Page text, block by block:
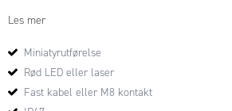
deteksjon av transparente objekter
Utførelser for langdistanse-deteksjon
Svært rask og høyoppløselig RGB-
Tilkoblingsalternativer: kabel, M8-
Les mer
Miniatyrutførelse
Rød LED eller laser
Fast kabel eller M8 kontakt